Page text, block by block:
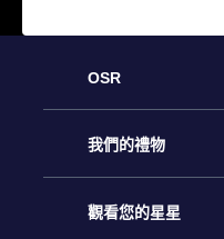
OSR
客戶服務
聯繫我們
我們的禮物
Online Star禮物
觀看您的星星